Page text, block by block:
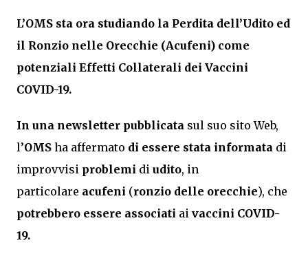
L’OMS sta ora studiando la Perdita dell’Udito ed
il Ronzio nelle Orecchie (Acufeni) come
potenziali Effetti Collaterali dei Vaccini
COVID-19.
In una newsletter pubblicata sul suo sito Web,
l’OMS ha affermato di essere stata informata di
improvvisi problemi di udito, in
particolare acufeni (ronzio delle orecchie), che
potrebbero essere associati ai vaccini COVID-
19.